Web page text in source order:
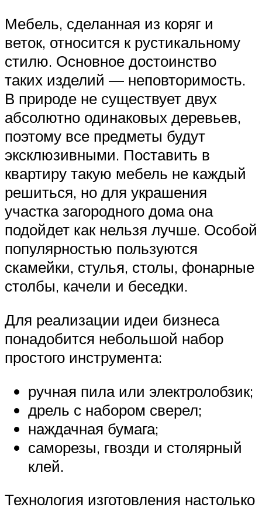
Мебель, сделанная из коряг и
веток, относится к рустикальному
стилю. Основное достоинство
таких изделий — неповторимость.
В природе не существует двух
абсолютно одинаковых деревьев,
поэтому все предметы будут
эксклюзивными. Поставить в
квартиру такую мебель не каждый
решиться, но для украшения
участка загородного дома она
подойдет как нельзя лучше. Особой
популярностью пользуются
скамейки, стулья, столы, фонарные
столбы, качели и беседки.
Для реализации идеи бизнеса
понадобится небольшой набор
простого инструмента:
ручная пила или электролобзик;
дрель с набором сверел;
наждачная бумага;
саморезы, гвозди и столярный
клей.
Технология изготовления настолько